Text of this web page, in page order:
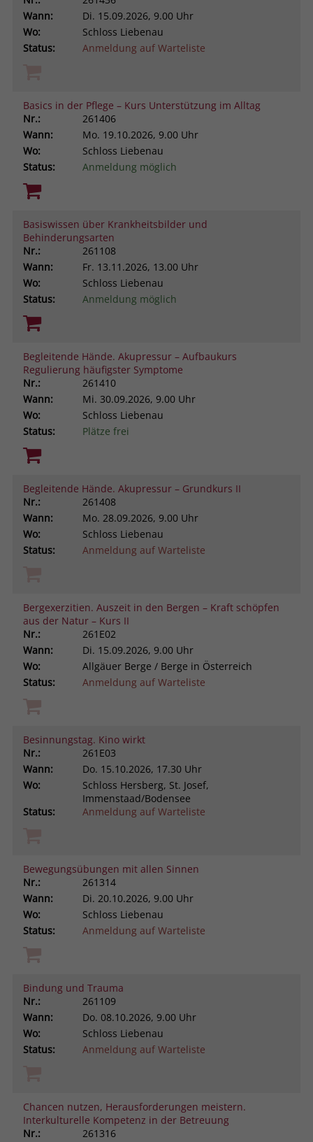
Wann:
Di. 15.09.2026, 9.00 Uhr
Wo:
Schloss Liebenau
Status:
Anmeldung auf Warteliste
Basics in der Pflege – Kurs Unterstützung im Alltag
Nr.:
261406
Wann:
Mo. 19.10.2026, 9.00 Uhr
Wo:
Schloss Liebenau
Status:
Anmeldung möglich
Basiswissen über Krankheitsbilder und
Behinderungsarten
Nr.:
261108
Wann:
Fr. 13.11.2026, 13.00 Uhr
Wo:
Schloss Liebenau
Status:
Anmeldung möglich
Begleitende Hände. Akupressur – Aufbaukurs
Regulierung häufigster Symptome
Nr.:
261410
Wann:
Mi. 30.09.2026, 9.00 Uhr
Wo:
Schloss Liebenau
Status:
Plätze frei
Begleitende Hände. Akupressur – Grundkurs II
Nr.:
261408
Wann:
Mo. 28.09.2026, 9.00 Uhr
Wo:
Schloss Liebenau
Status:
Anmeldung auf Warteliste
Bergexerzitien. Auszeit in den Bergen – Kraft schöpfen
aus der Natur – Kurs II
Nr.:
261E02
Wann:
Di. 15.09.2026, 9.00 Uhr
Wo:
Allgäuer Berge / Berge in Österreich
Status:
Anmeldung auf Warteliste
Besinnungstag. Kino wirkt
Nr.:
261E03
Wann:
Do. 15.10.2026, 17.30 Uhr
Wo:
Schloss Hersberg, St. Josef,
Immenstaad/Bodensee
Status:
Anmeldung auf Warteliste
Bewegungsübungen mit allen Sinnen
Nr.:
261314
Wann:
Di. 20.10.2026, 9.00 Uhr
Wo:
Schloss Liebenau
Status:
Anmeldung auf Warteliste
Bindung und Trauma
Nr.:
261109
Wann:
Do. 08.10.2026, 9.00 Uhr
Wo:
Schloss Liebenau
Status:
Anmeldung auf Warteliste
Chancen nutzen, Herausforderungen meistern.
Interkulturelle Kompetenz in der Betreuung
Nr.:
261316
Name PHPSESSID
Zweck
Behält die Zustände des Benutzers bei
allen Seitenanfragen bei.
Zweck
Browsers und die Einstellungen
exklusiv für diese Website zu speichern.
Dadurch wird gewährleistet, dass
Benutzerkennung verknüpft werden.
Name _clsk
Zweck
Microsoft Clarity setzt dieses Cookie,
um die Seitenaufrufe eines Benutzers
zu speichern und in einer einzigen
Sitzungsaufzeichnung
zusammenzufassen.